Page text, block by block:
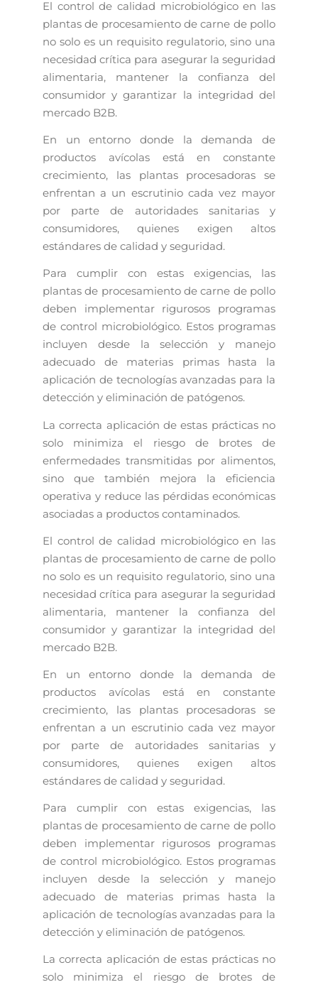
El control de calidad microbiológico en las
plantas de procesamiento de carne de pollo
no solo es un requisito regulatorio, sino una
necesidad crítica para asegurar la seguridad
alimentaria, mantener la confianza del
consumidor y garantizar la integridad del
mercado B2B.
En un entorno donde la demanda de
productos avícolas está en constante
crecimiento, las plantas procesadoras se
enfrentan a un escrutinio cada vez mayor
por parte de autoridades sanitarias y
consumidores, quienes exigen altos
estándares de calidad y seguridad.
Para cumplir con estas exigencias, las
plantas de procesamiento de carne de pollo
deben implementar rigurosos programas
de control microbiológico. Estos programas
incluyen desde la selección y manejo
adecuado de materias primas hasta la
aplicación de tecnologías avanzadas para la
detección y eliminación de patógenos.
La correcta aplicación de estas prácticas no
solo minimiza el riesgo de brotes de
enfermedades transmitidas por alimentos,
sino que también mejora la eficiencia
operativa y reduce las pérdidas económicas
asociadas a productos contaminados.
El control de calidad microbiológico en las
plantas de procesamiento de carne de pollo
no solo es un requisito regulatorio, sino una
necesidad crítica para asegurar la seguridad
alimentaria, mantener la confianza del
consumidor y garantizar la integridad del
mercado B2B.
En un entorno donde la demanda de
productos avícolas está en constante
crecimiento, las plantas procesadoras se
enfrentan a un escrutinio cada vez mayor
por parte de autoridades sanitarias y
consumidores, quienes exigen altos
estándares de calidad y seguridad.
Para cumplir con estas exigencias, las
plantas de procesamiento de carne de pollo
deben implementar rigurosos programas
de control microbiológico. Estos programas
incluyen desde la selección y manejo
adecuado de materias primas hasta la
aplicación de tecnologías avanzadas para la
detección y eliminación de patógenos.
La correcta aplicación de estas prácticas no
solo minimiza el riesgo de brotes de